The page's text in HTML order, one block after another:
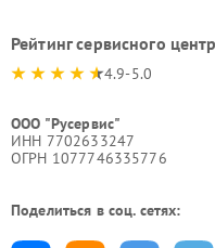
Рейтинг сервисного
4.9-5.0
ООО "Русервис"
ИНН 7702633247
ОГРН 1077746335776
Поделиться в соц. сетях: